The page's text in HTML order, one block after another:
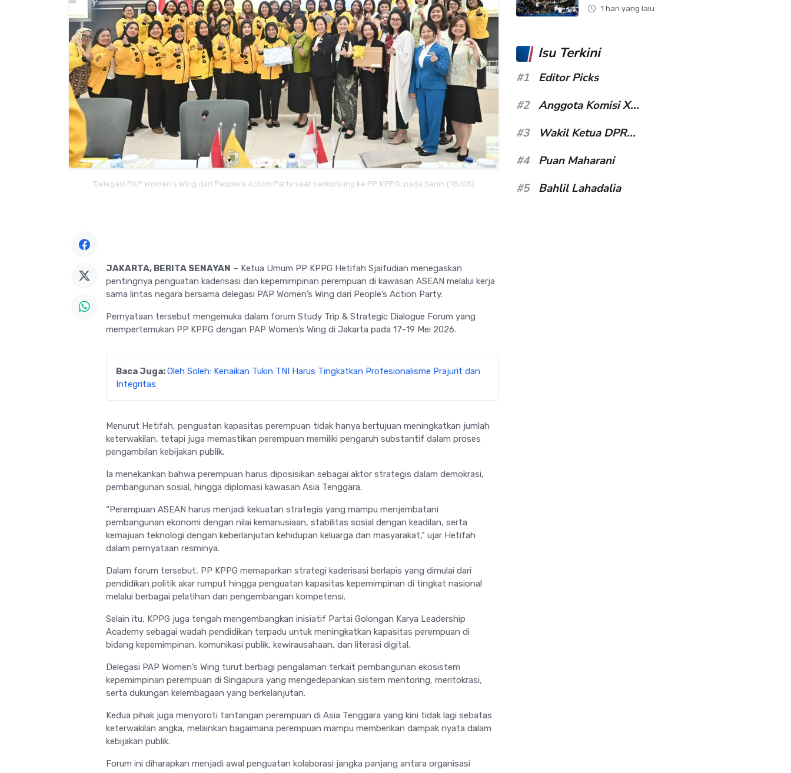
Delegasi PAP Women’s Wing dari People’s Action Party saat berkunjung ke PP KPPG, pada Senin (18/05)
JAKARTA, BERITA SENAYAN – Ketua Umum PP KPPG Hetifah Sjaifudian menegaskan
pentingnya penguatan kaderisasi dan kepemimpinan perempuan di kawasan ASEAN melalui kerja
sama lintas negara bersama delegasi PAP Women’s Wing dari People’s Action Party.
Pernyataan tersebut mengemuka dalam forum Study Trip & Strategic Dialogue Forum yang
mempertemukan PP KPPG dengan PAP Women’s Wing di Jakarta pada 17–19 Mei 2026.
Baca Juga:Oleh Soleh: Kenaikan Tukin TNI Harus Tingkatkan Profesionalisme Prajurit dan
Integritas
Menurut Hetifah, penguatan kapasitas perempuan tidak hanya bertujuan meningkatkan jumlah
keterwakilan, tetapi juga memastikan perempuan memiliki pengaruh substantif dalam proses
pengambilan kebijakan publik.
Ia menekankan bahwa perempuan harus diposisikan sebagai aktor strategis dalam demokrasi,
pembangunan sosial, hingga diplomasi kawasan Asia Tenggara.
“Perempuan ASEAN harus menjadi kekuatan strategis yang mampu menjembatani
pembangunan ekonomi dengan nilai kemanusiaan, stabilitas sosial dengan keadilan, serta
kemajuan teknologi dengan keberlanjutan kehidupan keluarga dan masyarakat,” ujar Hetifah
dalam pernyataan resminya.
Dalam forum tersebut, PP KPPG memaparkan strategi kaderisasi berlapis yang dimulai dari
pendidikan politik akar rumput hingga penguatan kapasitas kepemimpinan di tingkat nasional
melalui berbagai pelatihan dan pengembangan kompetensi.
Selain itu, KPPG juga tengah mengembangkan inisiatif Partai Golongan Karya Leadership
Academy sebagai wadah pendidikan terpadu untuk meningkatkan kapasitas perempuan di
bidang kepemimpinan, komunikasi publik, kewirausahaan, dan literasi digital.
Delegasi PAP Women’s Wing turut berbagi pengalaman terkait pembangunan ekosistem
kepemimpinan perempuan di Singapura yang mengedepankan sistem mentoring, meritokrasi,
serta dukungan kelembagaan yang berkelanjutan.
Kedua pihak juga menyoroti tantangan perempuan di Asia Tenggara yang kini tidak lagi sebatas
keterwakilan angka, melainkan bagaimana perempuan mampu memberikan dampak nyata dalam
kebijakan publik.
Forum ini diharapkan menjadi awal penguatan kolaborasi jangka panjang antara organisasi
1 hari yang lalu
Isu Terkini
#1
Editor Picks
#2
Anggota Komisi X...
#3
Wakil Ketua DPR...
#4
Puan Maharani
#5
Bahlil Lahadalia